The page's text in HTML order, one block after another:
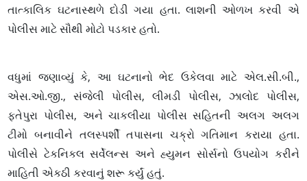
તાત્કાલિક ઘટનાસ્થળે દોડી ગયા હતા. લાશની ઓળખ કરવી એ
પોલીસ માટે સૌથી મોટો પડકાર હતો.
વધુમાં જણાવ્યું કે, આ ઘટનાનો ભેદ ઉકેલવા માટે એલ.સી.બી.,
એસ.ઓ.જી., સંજેલી પોલીસ, લીમડી પોલીસ, ઝાલોદ પોલીસ,
ફતેપુરા પોલીસ, અને ચાકલીયા પોલીસ સહિતની અલગ અલગ
ટીમો બનાવીને તલસ્પર્શી તપાસના ચક્રો ગતિમાન કરાયા હતા.
પોલીસે ટેકનિકલ સર્વેલન્સ અને હ્યુમન સોર્સનો ઉપયોગ કરીને
માહિતી એકઠી કરવાનું શરૂ કર્યું હતું.